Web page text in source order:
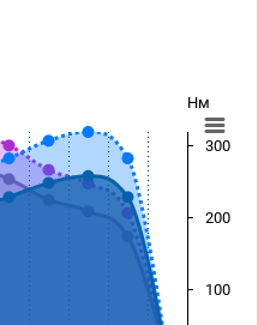
Нм
100
200
300